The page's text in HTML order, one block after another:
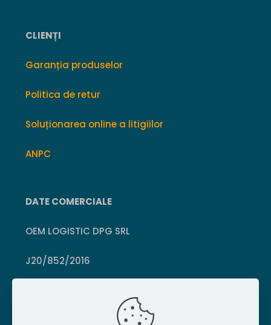
CLIENȚI
Garanția produselor
Politica de retur
Soluționarea online a litigiilor
ANPC
DATE COMERCIALE
OEM LOGISTIC DPG SRL
J20/852/2016
Crișcior, Hunedoara